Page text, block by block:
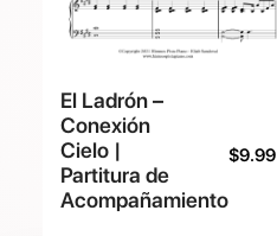
El Ladrón –
Conexión
Cielo |
Partitura de
Acompañamiento
$9.99